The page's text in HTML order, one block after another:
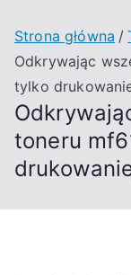
toneru
Strona główna
Odkrywając
tylko